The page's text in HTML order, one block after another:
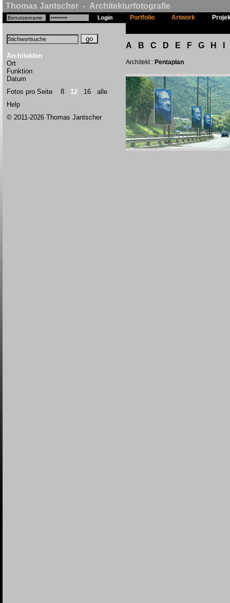
Thomas Jantscher - Architekturfotografie
Architekten
Ort
Funktion
Datum
Fotos pro Seite 8 12 16
alle
Help
© 2011-2026 Thomas Jantscher
Portfolio Artwork
A B C D E F G H
Architekt : Pentaplan